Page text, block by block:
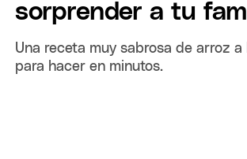
sorprender a tu
Una receta muy sabrosa de arroz a
para hacer en minutos.